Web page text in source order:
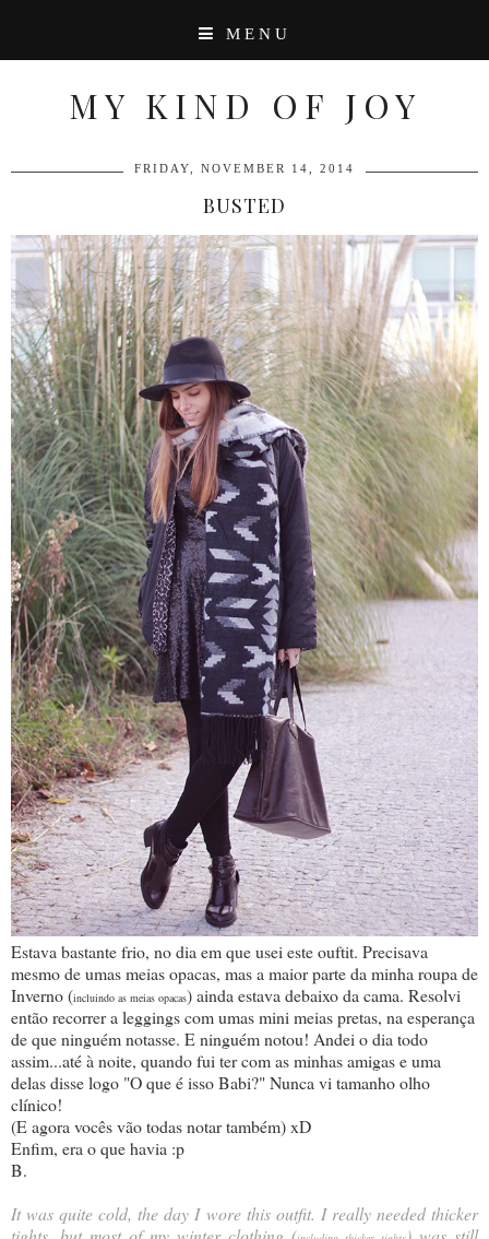
MENU
MY KIND OF JOY
FRIDAY, NOVEMBER 14, 2014
BUSTED
Estava bastante frio, no dia em que usei este ouftit. Precisava
mesmo de umas meias opacas, mas a maior parte da minha roupa de
Inverno (incluindo as meias opacas) ainda estava debaixo da cama. Resolvi
então recorrer a leggings com umas mini meias pretas, na esperança
de que ninguém notasse. E ninguém notou! Andei o dia todo
assim...até à noite, quando fui ter com as minhas amigas e uma
delas disse logo "O que é isso Babi?" Nunca vi tamanho olho
clínico!
(E agora vocês vão todas notar também) xD
Enfim, era o que havia :p
B.
It was quite cold, the day I wore this outfit. I really needed thicker